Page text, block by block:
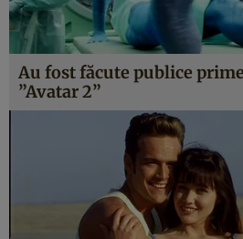
Au fost făcute publice
”Avatar 2”